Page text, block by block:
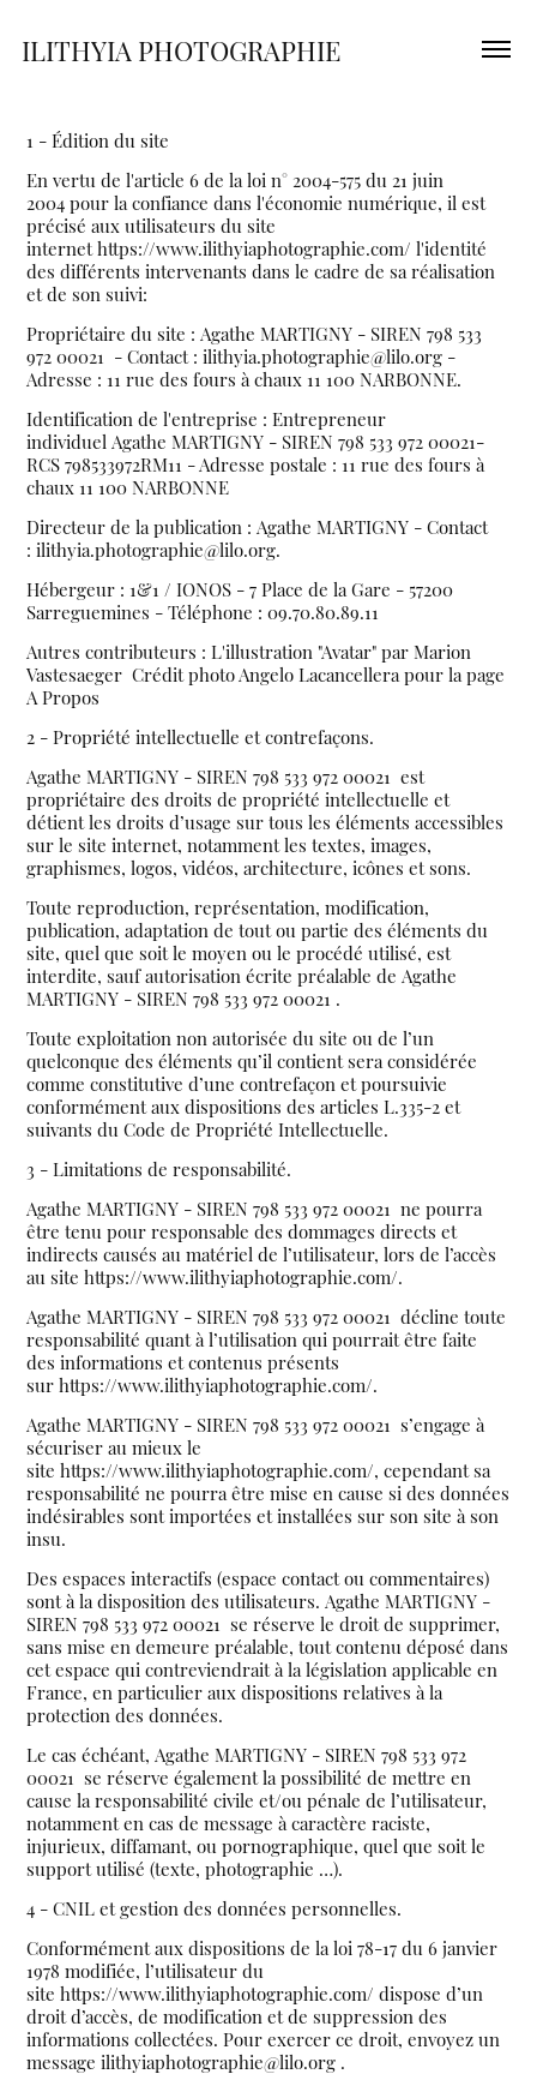
ILITHYIA PHOTOGRAPHIE
1 - Édition du site
En vertu del'article 6 de la loi n° 2004-575 du 21 juin
2004pour la confiance dans l'économie numérique, il est
précisé aux utilisateurs du site
internet https://www.ilithyiaphotographie.com/ l'identité
des différents intervenants dans le cadre de sa réalisation
et de son suivi:
Propriétaire du site : Agathe MARTIGNY - SIREN 798 533
972 00021 - Contact : ilithyia.photographie@lilo.org -
Adresse : 11 rue des fours à chaux 11 100 NARBONNE.
Identification de l'entreprise : Entrepreneur
individuel Agathe MARTIGNY - SIREN 798 533 972 00021-
RCS 798533972RM11 - Adresse postale : 11 rue des fours à
chaux 11 100 NARBONNE
Directeur de la publication : Agathe MARTIGNY - Contact
: ilithyia.photographie@lilo.org.
Hébergeur : 1&1 / IONOS - 7 Place de la Gare - 57200
Sarreguemines - Téléphone : 09.70.80.89.11
Autres contributeurs : L'illustration "Avatar" par Marion
Vastesaeger Crédit photo Angelo Lacancellera pour la page
A Propos
2 - Propriété intellectuelle et contrefaçons.
Agathe MARTIGNY - SIREN 798 533 972 00021 est
propriétaire des droits de propriété intellectuelle et
détient les droits d’usage sur tous les éléments accessibles
sur le site internet, notamment les textes, images,
graphismes, logos, vidéos, architecture, icônes et sons.
Toute reproduction, représentation, modification,
publication, adaptation de tout ou partie des éléments du
site, quel que soit le moyen ou le procédé utilisé, est
interdite, sauf autorisation écrite préalable de Agathe
MARTIGNY - SIREN 798 533 972 00021 .
Toute exploitation non autorisée du site ou de l’un
quelconque des éléments qu’il contient sera considérée
comme constitutive d’une contrefaçon et poursuivie
conformément aux dispositions des articlesL.335-2 et
suivants du Code de Propriété Intellectuelle.
3 - Limitations de responsabilité.
Agathe MARTIGNY - SIREN 798 533 972 00021 ne pourra
être tenu pour responsable des dommages directs et
indirects causés au matériel de l’utilisateur, lors de l’accès
au site https://www.ilithyiaphotographie.com/.
Agathe MARTIGNY - SIREN 798 533 972 00021 décline toute
responsabilité quant à l’utilisation qui pourrait être faite
des informations et contenus présents
sur https://www.ilithyiaphotographie.com/.
Agathe MARTIGNY - SIREN 798 533 972 00021 s’engage à
sécuriser au mieux le
site https://www.ilithyiaphotographie.com/, cependant sa
responsabilité ne pourra être mise en cause si des données
indésirables sont importées et installées sur son site à son
insu.
Des espaces interactifs (espace contact ou commentaires)
sont à la disposition des utilisateurs. Agathe MARTIGNY -
SIREN 798 533 972 00021 se réserve le droit de supprimer,
sans mise en demeure préalable, tout contenu déposé dans
cet espace qui contreviendrait à la législation applicable en
France, en particulier aux dispositions relatives à la
protection des données.
Le cas échéant, Agathe MARTIGNY - SIREN 798 533 972
00021 se réserve également la possibilité de mettre en
cause la responsabilité civile et/ou pénale de l’utilisateur,
notamment en cas de message à caractère raciste,
injurieux, diffamant, ou pornographique, quel que soit le
support utilisé (texte, photographie …).
4 - CNIL et gestion des données personnelles.
Conformément aux dispositions dela loi 78-17 du 6 janvier
1978 modifiée, l’utilisateur du
site https://www.ilithyiaphotographie.com/ dispose d’un
droit d’accès, de modification et de suppression des
informations collectées. Pour exercer ce droit, envoyez un
message ilithyiaphotographie@lilo.org .